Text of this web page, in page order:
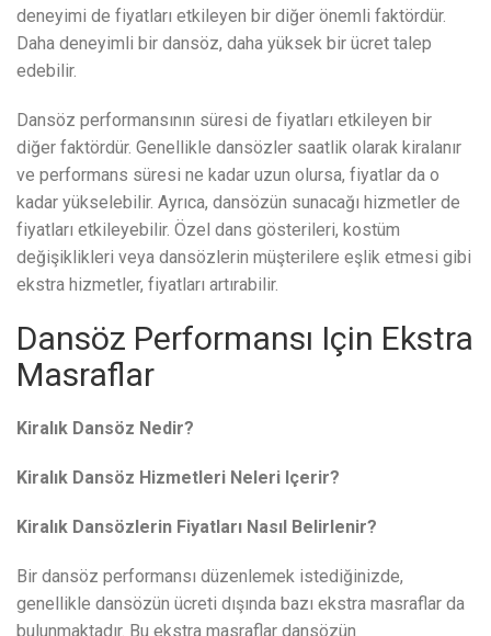
deneyimi de fiyatları etkileyen bir diğer önemli faktördür.
Daha deneyimli bir dansöz, daha yüksek bir ücret talep
edebilir.
Dansöz performansının süresi de fiyatları etkileyen bir
diğer faktördür. Genellikle dansözler saatlik olarak kiralanır
ve performans süresi ne kadar uzun olursa, fiyatlar da o
kadar yükselebilir. Ayrıca, dansözün sunacağı hizmetler de
fiyatları etkileyebilir. Özel dans gösterileri, kostüm
değişiklikleri veya dansözlerin müşterilere eşlik etmesi gibi
ekstra hizmetler, fiyatları artırabilir.
Dansöz Performansı Için Ekstra
Masraflar
Kiralık Dansöz Nedir?
Kiralık Dansöz Hizmetleri Neleri Içerir?
Kiralık Dansözlerin Fiyatları Nasıl Belirlenir?
Bir dansöz performansı düzenlemek istediğinizde,
genellikle dansözün ücreti dışında bazı ekstra masraflar da
bulunmaktadır. Bu ekstra masraflar dansözün